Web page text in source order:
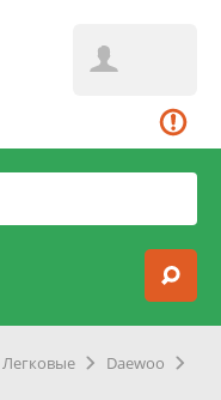
Легковые
Daewoo